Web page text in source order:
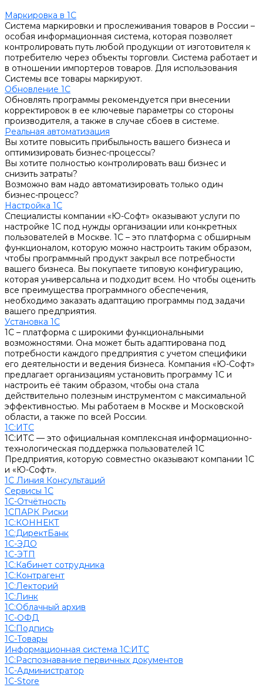
Маркировка в 1С
Система маркировки и прослеживания товаров в России –
особая информационная система, которая позволяет
контролировать путь любой продукции от изготовителя к
потребителю через объекты торговли. Система работает и
в отношении импортеров товаров. Для использования
Системы все товары маркируют.
Обновление 1С
Обновлять программы рекомендуется при внесении
корректировок в ее ключевые параметры со стороны
производителя, а также в случае сбоев в системе.
Реальная автоматизация
Вы хотите повысить прибыльность вашего бизнеса и
оптимизировать бизнес-процессы?
Вы хотите полностью контролировать ваш бизнес и
снизить затраты?
Возможно вам надо автоматизировать только один
бизнес-процесс?
Настройка 1С
Специалисты компании «Ю-Софт» оказывают услуги по
настройке 1С под нужды организации или конкретных
пользователей в Москве. 1С – это платформа с обширным
функционалом, которую можно настроить таким образом,
чтобы программный продукт закрыл все потребности
вашего бизнеса. Вы покупаете типовую конфигурацию,
которая универсальна и подходит всем. Но чтобы оценить
все преимущества программного обеспечения,
необходимо заказать адаптацию программы под задачи
вашего предприятия.
Установка 1С
1С – платформа с широкими функциональными
возможностями. Она может быть адаптирована под
потребности каждого предприятия с учетом специфики
его деятельности и ведения бизнеса. Компания «Ю-Софт»
предлагает организациям установить программу 1С и
настроить её таким образом, чтобы она стала
действительно полезным инструментом с максимальной
эффективностью. Мы работаем в Москве и Московской
области, а также по всей России.
1С:ИТС
1С:ИТС — это официальная комплексная информационно-
технологическая поддержка пользователей 1С
Предприятия, которую совместно оказывают компании 1С
и «Ю-Софт».
1С Линия Консультаций
Сервисы 1С
1С-Отчётность
1СПАРК Риски
1С:КОННЕКТ
1С:ДиректБанк
1С-ЭДО
1С-ЭТП
1С:Кабинет сотрудника
1С:Контрагент
1С:Лекторий
1С:Линк
1С:Облачный архив
1С-ОФД
1С:Подпись
1С-Товары
Информационная система 1С:ИТС
1С:Распознавание первичных документов
1С-Администратор
1С-Store